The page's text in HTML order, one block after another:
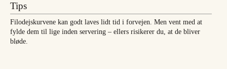
Tips
Filodejskurvene kan godt laves lidt tid i forvejen. Men vent med at
fylde dem til lige inden servering – ellers risikerer du, at de bliver
bløde.